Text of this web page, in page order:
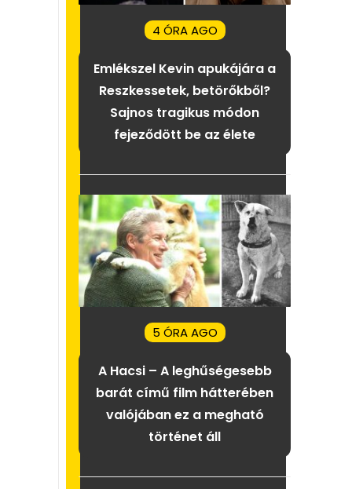
4 ÓRA AGO
Emlékszel Kevin apukájára a
Reszkessetek, betörőkből?
Sajnos tragikus módon
fejeződött be az élete
5 ÓRA AGO
A Hacsi – A leghűségesebb
barát című film hátterében
valójában ez a megható
történet áll